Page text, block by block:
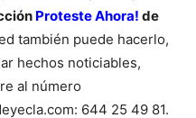
Proteste Ahora! de
también puede hacerlo,
hechos noticiables,
al número
644 25 49 81.